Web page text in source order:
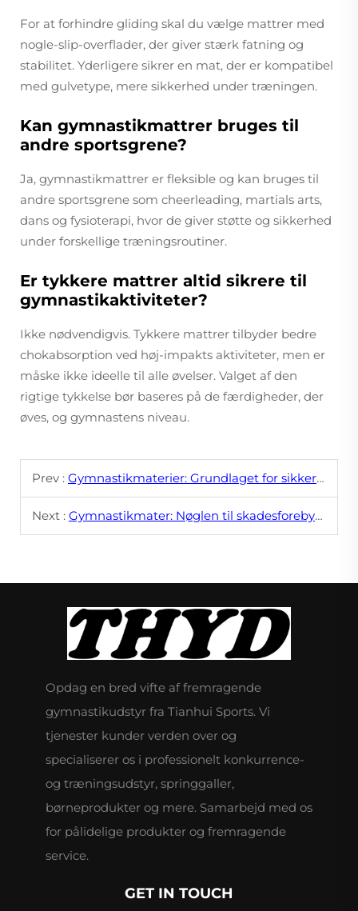
For at forhindre gliding skal du vælge mattrer med
nogle-slip-overflader, der giver stærk fatning og
stabilitet. Yderligere sikrer en mat, der er kompatibel
med gulvetype, mere sikkerhed under træningen.
Kan gymnastikmattrer bruges til
andre sportsgrene?
Ja, gymnastikmattrer er fleksible og kan bruges til
andre sportsgrene som cheerleading, martials arts,
dans og fysioterapi, hvor de giver støtte og sikkerhed
under forskellige træningsroutiner.
Er tykkere mattrer altid sikrere til
gymnastikaktiviteter?
Ikke nødvendigvis. Tykkere mattrer tilbyder bedre
chokabsorption ved høj-impakts aktiviteter, men er
måske ikke ideelle til alle øvelser. Valget af den
rigtige tykkelse bør baseres på de færdigheder, der
øves, og gymnastens niveau.
Prev : Gymnastikmaterier: Grundlaget for sikker og effektiv træning
Next : Gymnastikmater: Nøglen til skadesforebyggelse i gymnastik
Opdag en bred vifte af fremragende
gymnastikudstyr fra Tianhui Sports. Vi
tjenester kunder verden over og
specialiserer os i professionelt konkurrence-
og træningsudstyr, springgaller,
børneprodukter og mere. Samarbejd med os
for pålidelige produkter og fremragende
service.
GET IN TOUCH